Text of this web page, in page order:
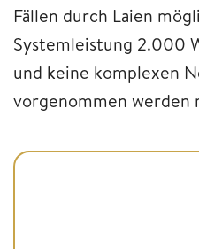
Fällen durch Laien
Systemleistung 2.000
und keine komplexen
vorgenommen werden